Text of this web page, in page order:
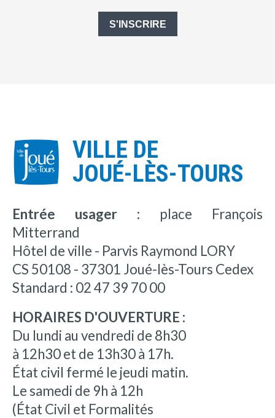
S'INSCRIRE
VILLE DE
JOUÉ-LÈS-TOURS
Entrée usager : place François
Mitterrand
Hôtel de ville - Parvis Raymond LORY
CS 50108 - 37301 Joué-lès-Tours Cedex
Standard : 02 47 39 70 00
HORAIRES D'OUVERTURE :
Du lundi au vendredi de 8h30
à 12h30 et de 13h30 à 17h.
État civil fermé le jeudi matin.
Le samedi de 9h à 12h
(État Civil et Formalités